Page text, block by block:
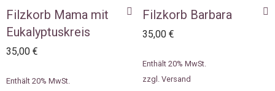
Filzkorb Mama mit
Eukalyptuskreis
35,00 €
Enthält 20% MwSt.
Filzkorb Barbara
35,00 €
Enthält 20% MwSt.
zzgl. Versand